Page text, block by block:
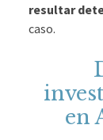
resultar
caso.
en